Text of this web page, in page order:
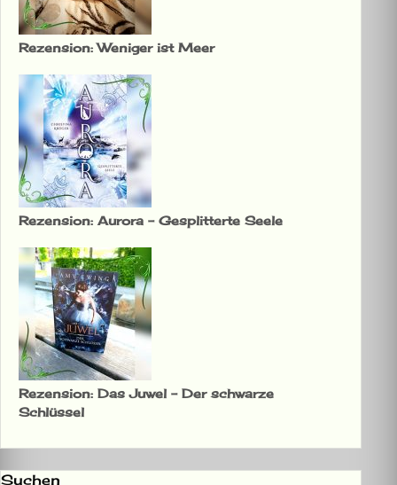
Rezension: Weniger ist Meer
Rezension: Aurora – Gesplitterte Seele
Rezension: Das Juwel – Der schwarze
Schlüssel
Suchen